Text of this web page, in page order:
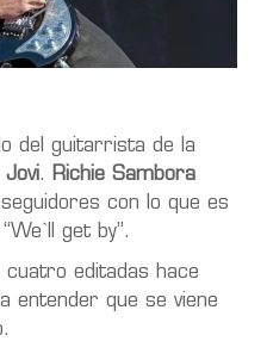
del guitarrista de la
Jovi.
Richie Sambora
con lo que es
get by”.
editadas hace
entender que se viene